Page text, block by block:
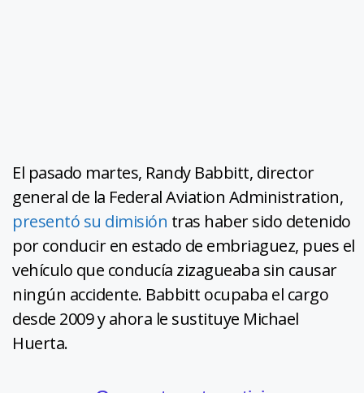
El pasado martes, Randy Babbitt, director
general de la Federal Aviation Administration,
presentó su dimisión tras haber sido detenido
por conducir en estado de embriaguez, pues el
vehículo que conducía zizagueaba sin causar
ningún accidente. Babbitt ocupaba el cargo
desde 2009 y ahora le sustituye Michael
Huerta.